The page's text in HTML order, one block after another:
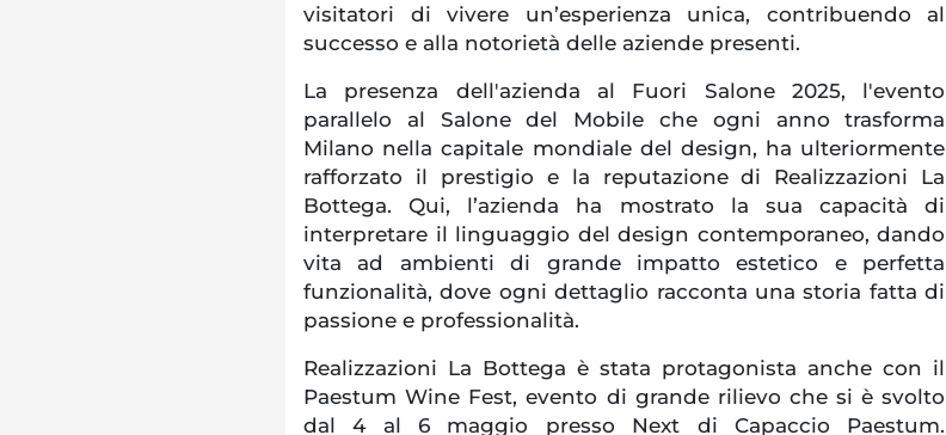
visitatori di vivere un’esperienza unica, contribuendo al
successo e alla notorietà delle aziende presenti.
La presenza dell'azienda al Fuori Salone 2025, l'evento
parallelo al Salone del Mobile che ogni anno trasforma
Milano nella capitale mondiale del design, ha ulteriormente
rafforzato il prestigio e la reputazione di Realizzazioni La
Bottega. Qui, l’azienda ha mostrato la sua capacità di
interpretare il linguaggio del design contemporaneo, dando
vita ad ambienti di grande impatto estetico e perfetta
funzionalità, dove ogni dettaglio racconta una storia fatta di
passione e professionalità.
Realizzazioni La Bottega è stata protagonista anche con il
Paestum Wine Fest, evento di grande rilievo che si è svolto
dal 4 al 6 maggio presso Next di Capaccio Paestum.